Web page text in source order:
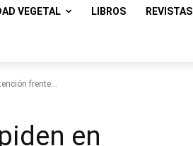
VEGETAL LIBROS REVISTAS
frente...
en